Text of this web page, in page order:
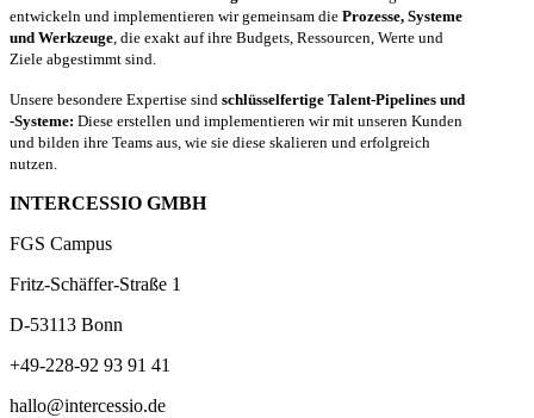
entwickeln und implementieren wir gemeinsam die Prozesse, Systeme
und Werkzeuge, die exakt auf ihre Budgets, Ressourcen, Werte und
Ziele abgestimmt sind.
Unsere besondere Expertise sind schlüsselfertige Talent-Pipelines und
-Systeme: Diese erstellen und implementieren wir mit unseren Kunden
und bilden ihre Teams aus, wie sie diese skalieren und erfolgreich
nutzen.
INTERCESSIO GMBH
FGS Campus
Fritz-Schäffer-Straße 1
D-53113 Bonn
+49-228-92 93 91 41
hallo@intercessio.de